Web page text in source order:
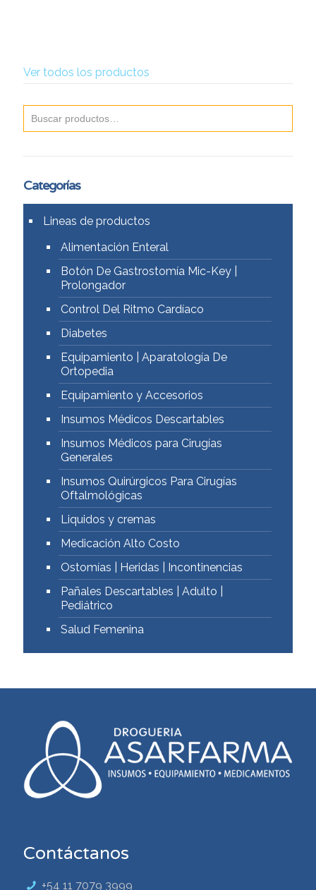
Ver todos los productos
Categorías
Lineas de productos
Alimentación Enteral
Botón De Gastrostomía Mic-Key |
Prolongador
Control Del Ritmo Cardíaco
Diabetes
Equipamiento | Aparatología De
Ortopedia
Equipamiento y Accesorios
Insumos Médicos Descartables
Insumos Médicos para Cirugías
Generales
Insumos Quirúrgicos Para Cirugías
Oftalmológicas
Liquidos y cremas
Medicación Alto Costo
Ostomías | Heridas | Incontinencias
Pañales Descartables | Adulto |
Pediátrico
Salud Femenina
Contáctanos
+54 11 7079 3999